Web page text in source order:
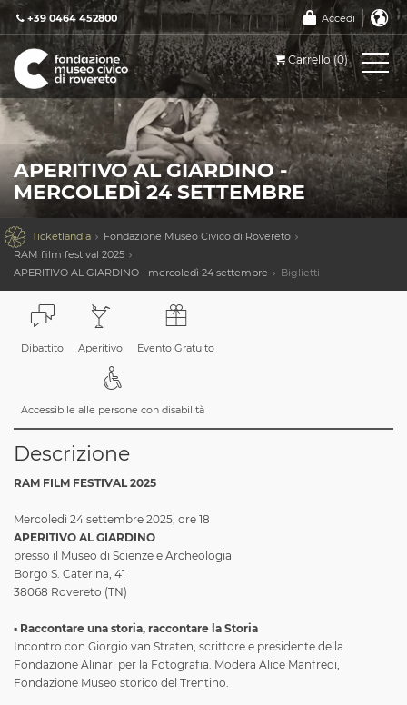
+39 0464 452800 Accedi
Carrello (0)
APERITIVO AL GIARDINO -
MERCOLEDÌ 24 SETTEMBRE
 Ticketlandia
Fondazione Museo Civico di Rovereto
RAM film festival 2025
APERITIVO AL GIARDINO - mercoledì 24 settembre
Biglietti
Dibattito Aperitivo Evento Gratuito
Accessibile alle persone con disabilità
Descrizione
RAM FILM FESTIVAL 2025
Mercoledì 24 settembre 2025, ore 18
APERITIVO AL GIARDINO
presso il Museo di Scienze e Archeologia
Borgo S. Caterina, 41
38068 Rovereto (TN)
▪️ Raccontare una storia, raccontare la Storia
Incontro con Giorgio van Straten, scrittore e presidente della
Fondazione Alinari per la Fotografia. Modera Alice Manfredi,
Fondazione Museo storico del Trentino.